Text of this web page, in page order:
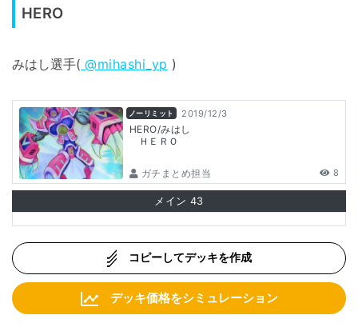
HERO
みはし選手( @mihashi_yp )
ノーリミット 2019/12/3
HERO/みはし
ＨＥＲＯ
ガチまとめ担当 8
メイン 43
コピーしてデッキを作成
デッキ価格をシミュレーション